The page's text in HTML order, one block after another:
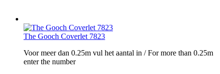
The Gooch Coverlet 7823
Voor meer dan 0.25m vul het aantal in / For more than 0.25m
enter the number